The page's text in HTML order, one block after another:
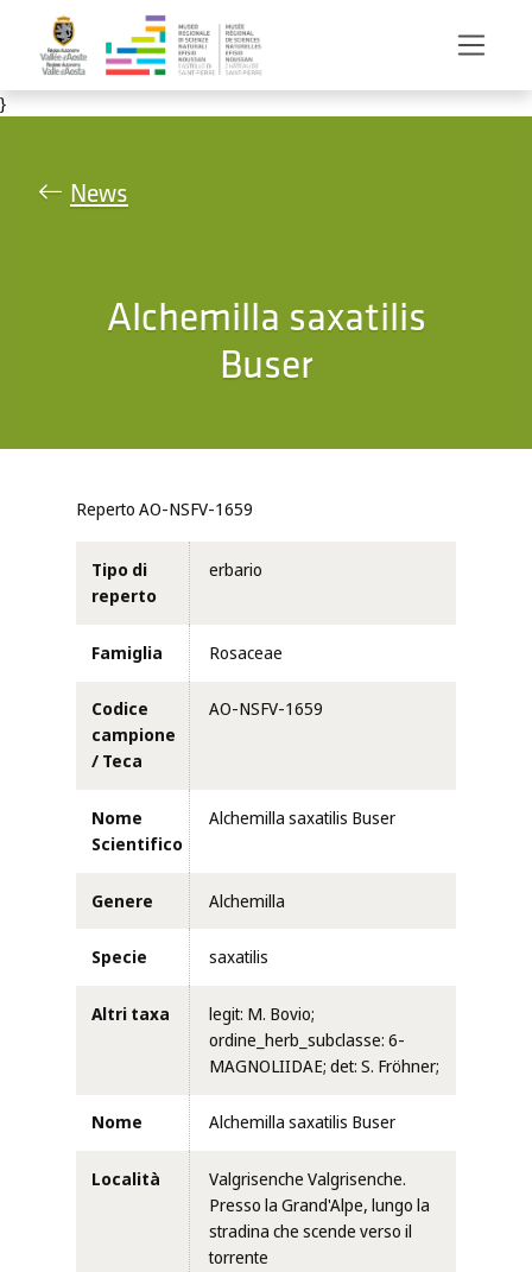
Salta al contenuto principale
}
News
Alchemilla saxatilis
Buser
Reperto AO-NSFV-1659
Tipo di
reperto
erbario
Famiglia Rosaceae
Codice
campione
/ Teca
AO-NSFV-1659
Nome
Scientifico
Alchemilla saxatilis Buser
Genere Alchemilla
Specie saxatilis
Altri taxa
legit: M. Bovio;
ordine_herb_subclasse: 6-
MAGNOLIIDAE; det: S. Fröhner;
Nome Alchemilla saxatilis Buser
Località
Valgrisenche Valgrisenche.
Presso la Grand'Alpe, lungo la
stradina che scende verso il
torrente